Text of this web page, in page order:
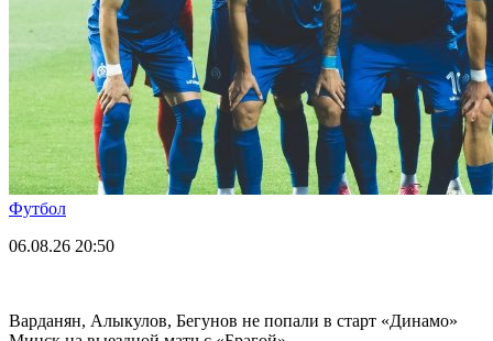
Футбол
06.08.26 20:50
Варданян, Алыкулов, Бегунов не попали в старт «Динамо»